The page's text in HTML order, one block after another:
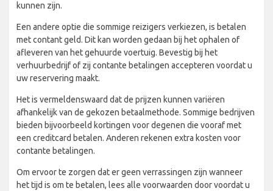
kunnen zijn.
Een andere optie die sommige reizigers verkiezen, is betalen
met contant geld. Dit kan worden gedaan bij het ophalen of
afleveren van het gehuurde voertuig. Bevestig bij het
verhuurbedrijf of zij contante betalingen accepteren voordat u
uw reservering maakt.
Het is vermeldenswaard dat de prijzen kunnen variëren
afhankelijk van de gekozen betaalmethode. Sommige bedrijven
bieden bijvoorbeeld kortingen voor degenen die vooraf met
een creditcard betalen. Anderen rekenen extra kosten voor
contante betalingen.
Om ervoor te zorgen dat er geen verrassingen zijn wanneer
het tijd is om te betalen, lees alle voorwaarden door voordat u